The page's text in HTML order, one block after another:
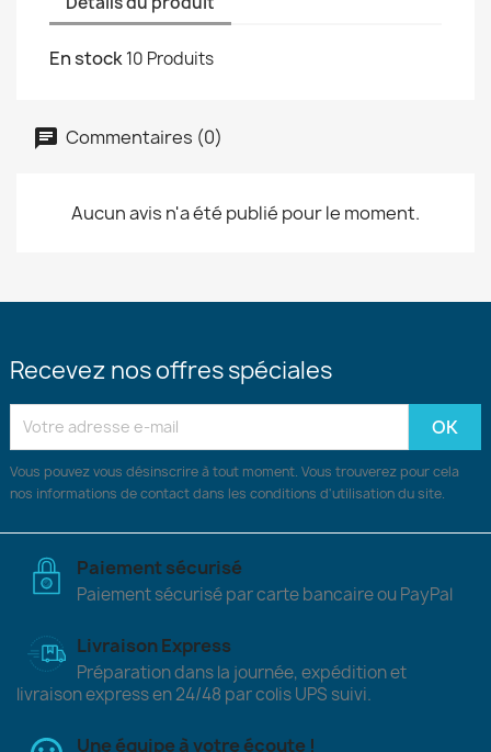
En stock10 Produits
Commentaires (0)
Aucun avis n'a été publié pour le moment.
Recevez nos offres spéciales
Vous pouvez vous désinscrire à tout moment. Vous trouverez pour cela
nos informations de contact dans les conditions d'utilisation du site.
Paiement sécurisé
Paiement sécurisé par carte bancaire ou PayPal
Livraison Express
Préparation dans la journée, expédition et
livraison express en 24/48 par colis UPS suivi.
Une équipe à votre écoute !